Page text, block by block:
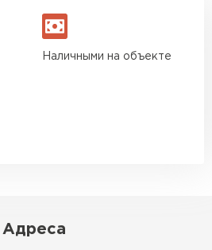
Наличными на объекте
Адреса